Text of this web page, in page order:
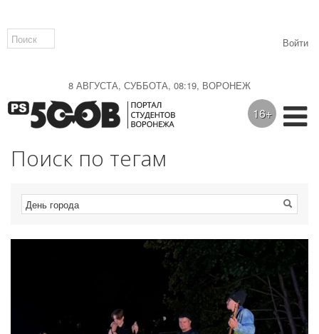
8 АВГУСТА, СУББОТА, 08:19, ВОРОНЕЖ
Войти
16+
Поиск по тегам